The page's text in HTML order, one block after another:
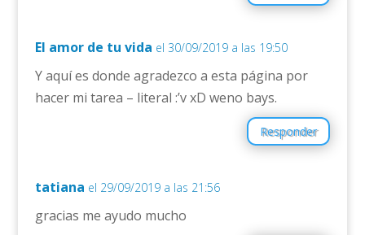
El amor de tu vida el 30/09/2019 a las 19:50
Y aquí es donde agradezco a esta página por
hacer mi tarea – literal :’v xD weno bays.
Responder
tatiana el 29/09/2019 a las 21:56
gracias me ayudo mucho